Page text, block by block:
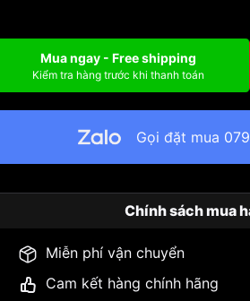
Mua ngay - Free shipping
Kiểm tra hàng trước khi thanh toán
Gọi đặt mua
Chính sách mua
Miễn phí vận chuyển
Cam kết hàng chính hãng